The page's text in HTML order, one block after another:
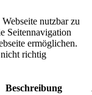
nutzbar zu
Seitennavigation
ermöglichen.
richtig
Beschreibung